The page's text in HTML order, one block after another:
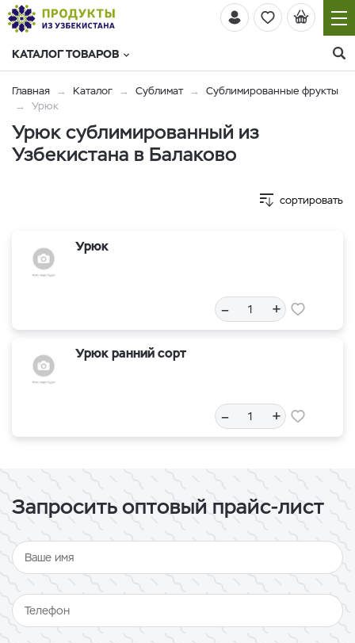
КАТАЛОГ ТОВАРОВ
Главная Каталог Сублимат
Сублимированные фрукты
Урюк
Урюк сублимированный из
Узбекистана в Балаково
сортировать
Урюк
– +
Урюк ранний сорт
– +
Запросить оптовый прайс-лист